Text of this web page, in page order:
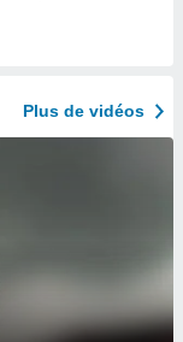
Plus de vidéos